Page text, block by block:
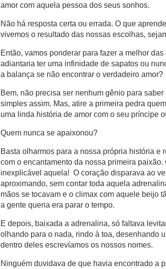
amor com aquela pessoa dos seus sonhos.
Não há resposta certa ou errada. O que
vivemos o resultado das nossas escolhas,
Então, vamos ponderar para fazer a melhor
adiantaria ter uma infinidade de sapatos ou
a balança se não encontrar o verdadeiro amor?
Bem, não precisa ser nenhum gênio para
simples assim. Mas, atire a primeira pedra
uma linda história de amor com o seu príncipe
Quem nunca se apaixonou?
Basta olharmos para a nossa própria história e
com o encantamento da nossa primeira paixão.
inexplicável aquela! O coração disparava ao
aproximando, sem contar toda aquela
mãos se tocavam e o climax com aquele beijo
a gente queria era parar o tempo.
E depois, baixada a adrenalina, só faltava
olhando para o nada, rindo à toa, desenhando
dentro deles escrevíamos os nossos nomes.
Ninguém duvidava de que havia encontrado a